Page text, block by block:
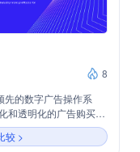
8
先的数字广告操作系
和透明化的广告购买和
卖家提供服务，从而提
较 >